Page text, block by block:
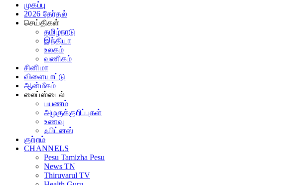
முகப்பு
2026 தேர்தல்
செய்திகள்
தமிழ்நாடு
இந்தியா
உலகம்
வணிகம்
சினிமா
விளையாட்டு
ஆன்மீகம்
லைப்ஸ்டைல்
பயணம்
அழகுக்குறிப்புகள்
உணவு
ஃபிட்னஸ்
குற்றம்
CHANNELS
Pesu Tamizha Pesu
News TN
Thiruvarul TV